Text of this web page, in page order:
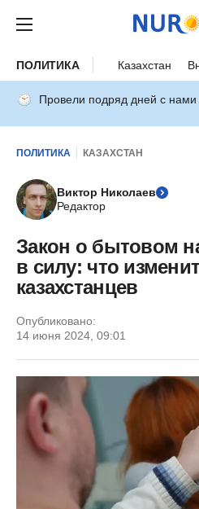
ПОЛИТИКА Казахстан
Провели подряд дней с нами
ПОЛИТИКА КАЗАХСТАН
Виктор Николаев
Редактор
Закон о бытовом
в силу: что
казахстанцев
Опубликовано:
14 июня 2024, 09:01